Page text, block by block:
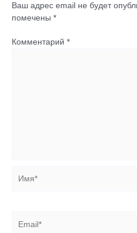
Ваш адрес email не будет
помечены *
Комментарий *